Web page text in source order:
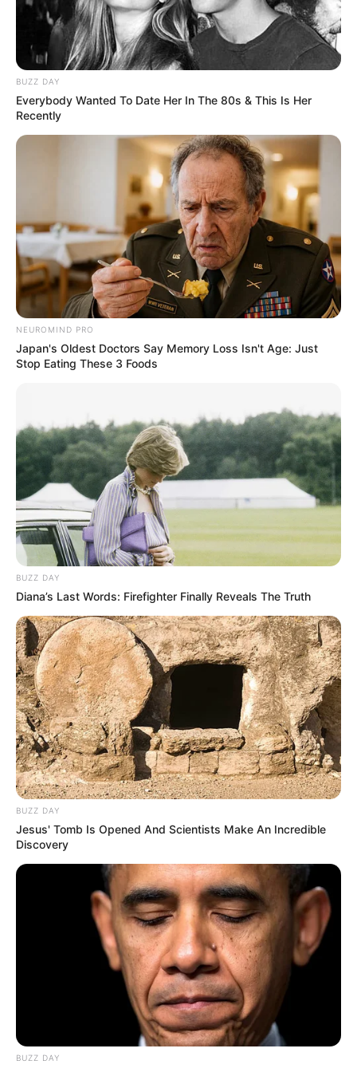
കൊല്‍ക്കത്ത:അന്താരാഷ്‌ട്ര യോഗാ
ദിനാചരണത്തിന്റെ ഭാഗമായി കൊല്‍ക്കത്തയിലെ
ചരിത്രപ്രസിദ്ധമായ റെഡ് റോഡില്‍ സംഘടിപ്പിച്ച
വിപുലമായ പരിപാടിയില്‍ പങ്കെടുത്ത പ്രധാനമന്ത്രി
നരേന്ദ്ര മോദി, യോഗ മനുഷ്യരാശിയെ
ഒരുമിപ്പിക്കുന്ന ശക്തിയാണെന്നും
ആരോഗ്യകരമായ ജീവിതത്തിന്റെ
എല്ലാവര്‍ക്കും പ്രയോജനപ്പെടുന്ന
ജീവിതശൈലിയായി യോഗയെ
സ്വീകരിക്കണമെന്നും അദ്ദേഹം ആഹ്വാനം ചെയ്തു.
ഈ വര്‍ഷത്തെ ‘ആരോഗ്യകരമായ
വാര്‍ധക്യത്തിനായുള്ള യോഗ’ എന്ന പ്രമേയം
മുതിര്‍ന്നവര്‍ക്കു മാത്രമുള്ളതല്ലെന്നും എല്ലാ
BUZZ DAY
Everybody Wanted To Date Her In The 80s & This Is Her
Recently
NEUROMIND PRO
Japan's Oldest Doctors Say Memory Loss Isn't Age: Just
Stop Eating These 3 Foods
BUZZ DAY
Diana’s Last Words: Firefighter Finally Reveals The Truth
BUZZ DAY
Jesus' Tomb Is Opened And Scientists Make An Incredible
Discovery
BUZZ DAY